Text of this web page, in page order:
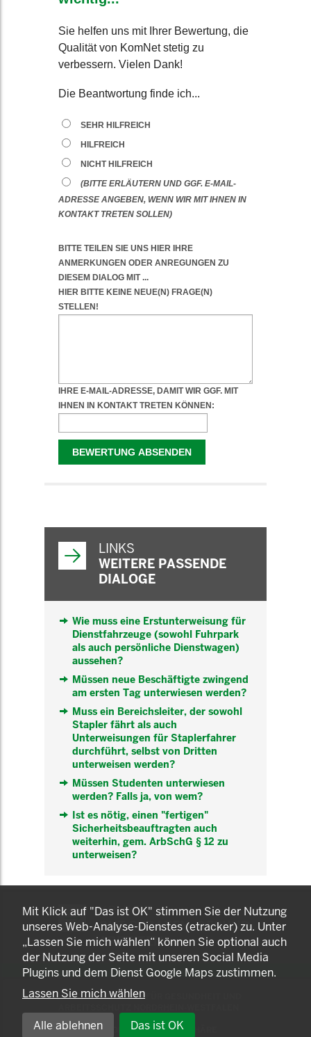
LINKS
WEITERE PASSENDE
DIALOGE
Wie muss eine Erstunterweisung für
Dienstfahrzeuge (sowohl Fuhrpark
als auch persönliche Dienstwagen)
aussehen?
Müssen neue Beschäftigte zwingend
am ersten Tag unterwiesen werden?
Muss ein Bereichsleiter, der sowohl
Stapler fährt als auch
Unterweisungen für Staplerfahrer
durchführt, selbst von Dritten
unterweisen werden?
Müssen Studenten unterwiesen
werden? Falls ja, von wem?
Ist es nötig, einen "fertigen"
Sicherheitsbeauftragten auch
weiterhin, gem. ArbSchG § 12 zu
unterweisen?
KOMNET
GUT BERATEN. GESUND
ARBEITEN.
© 2025 LANDESAMT FÜR GESUNDHEIT UND
EINSTELLUNGEN ZUR PRIVATSPHÄRE
Mit Klick auf "Das ist OK" stimmen Sie der Nutzung
unseres Web-Analyse-Dienstes (etracker) zu. Unter
„Lassen Sie mich wählen“ können Sie optional auch
der Nutzung der Seite mit unseren Social Media
Plugins und dem Dienst Google Maps zustimmen.
Lassen Sie mich wählen
Alle ablehnen Das ist OK